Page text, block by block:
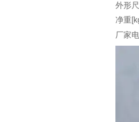
外形
净重
厂家